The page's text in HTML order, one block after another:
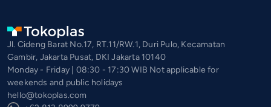
Jl. Cideng Barat No.17, RT.11/RW.1, Duri Pulo, Kecamatan
Gambir, Jakarta Pusat, DKI Jakarta 10140
Monday - Friday | 08:30 - 17:30 WIB Not applicable for
weekends and public holidays
hello@tokoplas.com